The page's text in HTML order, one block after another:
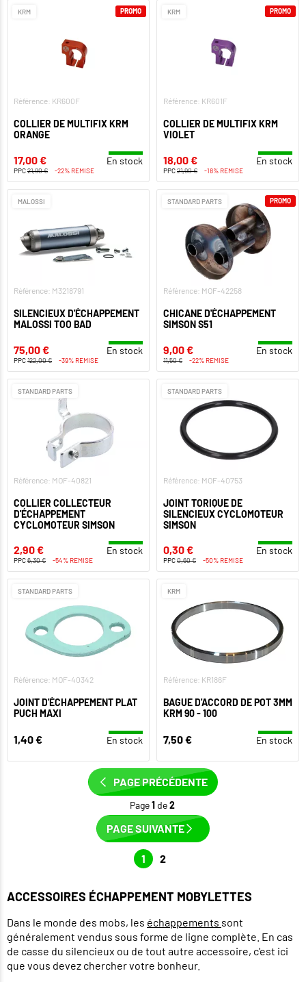
KRM
Référence: KR600F
COLLIER DE MULTIFIX KRM
ORANGE
17,00 € En stock
PPC21,90 € -22% REMISE
PROMO KRM
Référence: KR601F
COLLIER DE MULTIFIX KRM
VIOLET
18,00 € En stock
PPC21,90 € -18% REMISE
PROMO
MALOSSI
Référence: M3218791
SILENCIEUX D'ÉCHAPPEMENT
MALOSSI TOO BAD
75,00 € En stock
PPC122,00 € -39% REMISE
STANDARD PARTS
Référence: MOF-42258
CHICANE D'ÉCHAPPEMENT
SIMSON S51
9,00 € En stock
11,50 € -22% REMISE
PROMO
STANDARD PARTS
Référence: MOF-40821
COLLIER COLLECTEUR
D'ÉCHAPPEMENT
CYCLOMOTEUR SIMSON
2,90 € En stock
PPC6,30 € -54% REMISE
STANDARD PARTS
Référence: MOF-40753
JOINT TORIQUE DE
SILENCIEUX CYCLOMOTEUR
SIMSON
0,30 € En stock
PPC0,60 € -50% REMISE
STANDARD PARTS
Référence: MOF-40342
JOINT D'ÉCHAPPEMENT PLAT
PUCH MAXI
1,40 € En stock
KRM
Référence: KR186F
BAGUE D'ACCORD DE POT 3MM
KRM 90 - 100
7,50 € En stock
PAGE PRÉCÉDENTE
Page 1 de 2
PAGE SUIVANTE
1 2
ACCESSOIRES ÉCHAPPEMENT MOBYLETTES
Dans le monde des mobs, les échappements sont
généralement vendus sous forme de ligne complète. En cas
de casse du silencieux ou de tout autre accessoire, c'est ici
que vous devez chercher votre bonheur.